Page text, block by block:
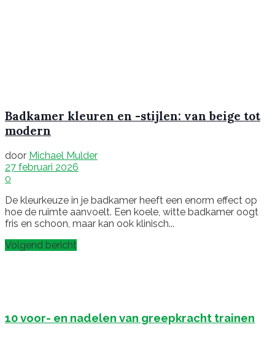
Badkamer kleuren en -stijlen: van beige tot
modern
door Michael Mulder
27 februari 2026
0
De kleurkeuze in je badkamer heeft een enorm effect op
hoe de ruimte aanvoelt. Een koele, witte badkamer oogt
fris en schoon, maar kan ook klinisch...
Volgend bericht
10 voor- en nadelen van greepkracht trainen